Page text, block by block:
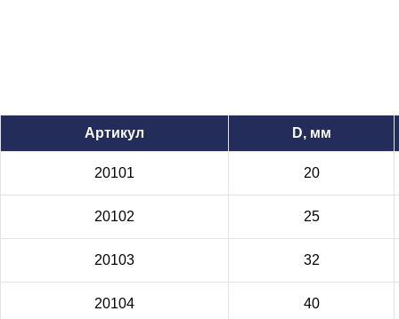
Артикул D, мм
20101 20
20102 25
20103 32
20104 40